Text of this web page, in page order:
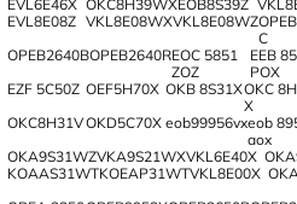
EVL6E46X OKC8H39WXEOB8S39Z
EVL8E08Z VKL8E08WXVKL8E08WZ
C
OPEB2640BOPEB2640REOC 5851
ZOZ
EEB
POX
EZF 5C50Z OEF5H70X OKB 8S31XOKC
X
OKC8H31VOKD5C70X eob99956vxeob
aox
OKA9S31WZVKA9S21WXVKL6E40X
KOAAS31WTKOEAP31WTVKL8E00X